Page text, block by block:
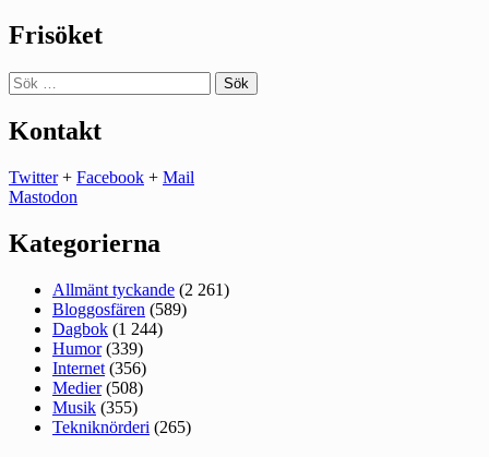
Frisöket
Sök
efter:
Kontakt
Twitter+ Facebook + Mail
Mastodon
Kategorierna
Allmänt tyckande (2 261)
Bloggosfären (589)
Dagbok (1 244)
Humor(339)
Internet (356)
Medier(508)
Musik (355)
Tekniknörderi (265)